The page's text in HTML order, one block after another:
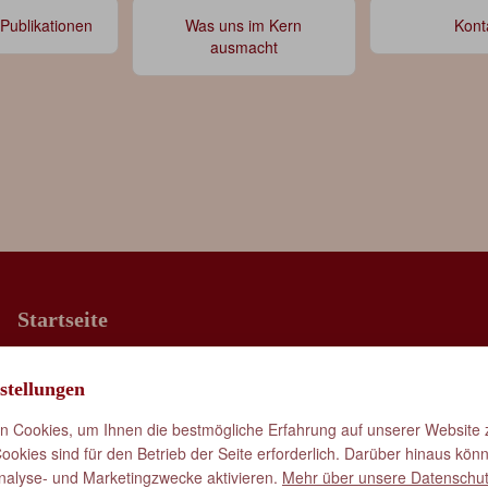
Cookies, um Ihnen die bestmögliche Erfahrung auf unserer Website
sind für den Betrieb der Seite erforderlich. Darüber hinaus
und Marketingzwecke aktivieren. Mehr über unsere
Was uns im Kern
ausmacht
Startseite
Vorträge & Publikationen
Kontakt